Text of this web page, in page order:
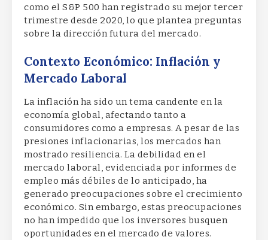
como el S&P 500 han registrado su mejor tercer
trimestre desde 2020, lo que plantea preguntas
sobre la dirección futura del mercado.
Contexto Económico: Inflación y
Mercado Laboral
La inflación ha sido un tema candente en la
economía global, afectando tanto a
consumidores como a empresas. A pesar de las
presiones inflacionarias, los mercados han
mostrado resiliencia. La debilidad en el
mercado laboral, evidenciada por informes de
empleo más débiles de lo anticipado, ha
generado preocupaciones sobre el crecimiento
económico. Sin embargo, estas preocupaciones
no han impedido que los inversores busquen
oportunidades en el mercado de valores.